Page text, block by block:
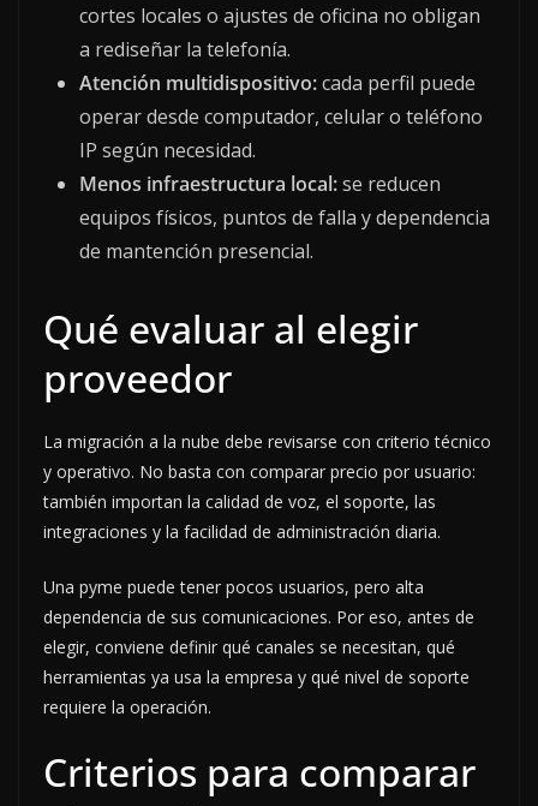
cortes locales o ajustes de oficina no obligan
a rediseñar la telefonía.
Atención multidispositivo:cada perfil puede
operar desde computador, celular o teléfono
IP según necesidad.
Menos infraestructura local:se reducen
equipos físicos, puntos de falla y dependencia
de mantención presencial.
Qué evaluar al elegir
proveedor
La migración a la nube debe revisarse con criterio técnico
y operativo. No basta con comparar precio por usuario:
también importan la calidad de voz, el soporte, las
integraciones y la facilidad de administración diaria.
Una pyme puede tener pocos usuarios, pero alta
dependencia de sus comunicaciones. Por eso, antes de
elegir, conviene definir qué canales se necesitan, qué
herramientas ya usa la empresa y qué nivel de soporte
requiere la operación.
Criterios para comparar